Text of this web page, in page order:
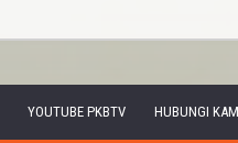
YOUTUBE PKBTV HUBUNGI